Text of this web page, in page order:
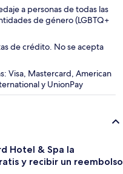
a personas de todas las
de género (LGBTQ+
de crédito. No se acepta
Visa, Mastercard, American
y UnionPay
Hotel & Spa la
y recibir un reembolso